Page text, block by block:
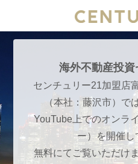
海外不動産投
センチュリー21加盟店
（本社：藤沢市）で
YouTube上でのオンラ
ー）を開催し
無料にてご覧いただけ